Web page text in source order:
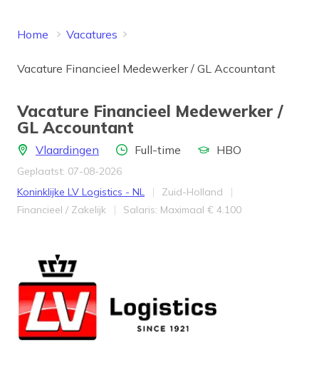
Home Vacatures
Vacature Financieel Medewerker / GL Accountant
Vacature Financieel Medewerker /
GL Accountant
LocatieVlaardingen Aantal uren
Full-time Opleidingsniveau
HBO
Geplaatst: 07-08-2026
Bedrijf
Koninklijke LV Logistics - NL Provincie
Zuid-Holland
Werkveld
Financieel / Zakelijk Salaris
Salaris: Maximaal € 4.100